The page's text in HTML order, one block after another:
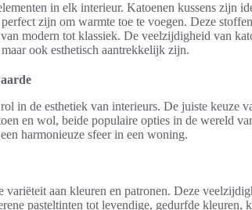
in elk interieur. Katoenen kussens zijn
zijn om warmte toe te voegen. Deze
modern tot klassiek. De veelzijdigheid van
ook esthetisch aantrekkelijk zijn.
in de esthetiek van interieurs. De juiste keuze
en wol, beide populaire opties in de wereld
harmonieuze sfeer in een woning.
aan kleuren en patronen. Deze
pasteltinten tot levendige, gedurfde kleuren,